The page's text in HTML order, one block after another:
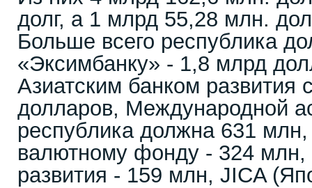
долг, а 1 млрд 55,28 млн.
Больше всего республика
«Эксимбанку» - 1,8 млрд
Азиатским банком развития
долларов, Международной
республика должна 631
валютному фонду - 324 млн,
развития - 159 млн, JICA